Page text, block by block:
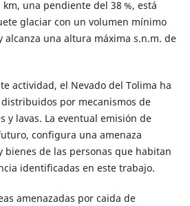
una pendiente del 38 %, está
glaciar con un volumen mínimo
alcanza una altura máxima s.n.m. de
actividad, el Nevado del Tolima ha
por mecanismos de
y lavas. La eventual emisión de
configura una amenaza
bienes de las personas que habitan
identificadas en este trabajo.
amenazadas por caida de